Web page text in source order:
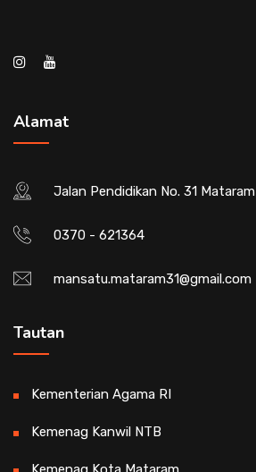
Alamat
Jalan Pendidikan No. 31 Mataram
0370 - 621364
mansatu.mataram31@gmail.com
Tautan
Kementerian Agama RI
Kemenag Kanwil NTB